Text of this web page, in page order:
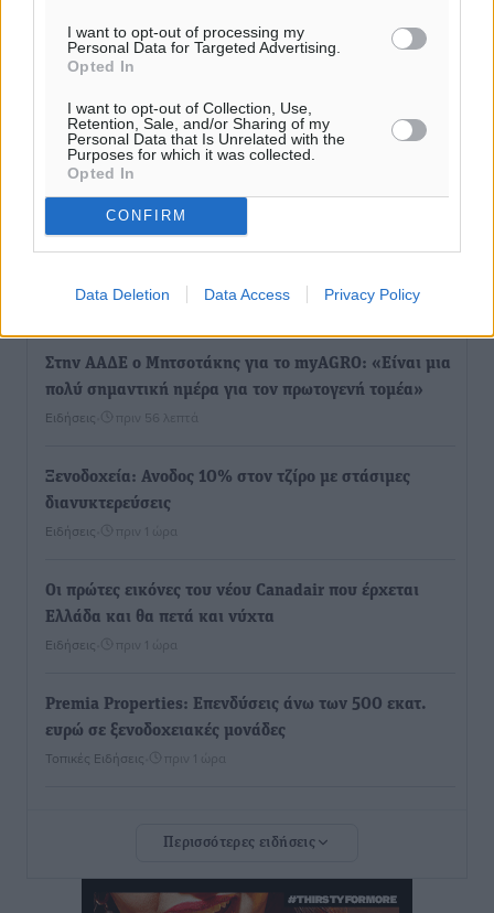
I want to opt-out of processing my
Personal Data for Targeted Advertising.
Opted In
I want to opt-out of Collection, Use,
Retention, Sale, and/or Sharing of my
Personal Data that Is Unrelated with the
Purposes for which it was collected.
Opted In
CONFIRM
Data Deletion Data Access Privacy Policy
Ροή ειδήσεων
Την άρση των εμποδίων για την άμεση λειτουργία του
βρεφονηπιακού σταθμού στην Κάσο, ζητά ο Μάνος
Κόνσολας
Κλειστή αύριο βράδυ η παραλιακή οδός στο λιμάνι της
Τοπικές Ειδήσεις• πριν 36 λεπτά
Στην ΑΑΔΕ ο Μητσοτάκης για το myAGRO: «Είναι μια
πολύ σημαντική ημέρα για τον πρωτογενή τομέα»
Ειδήσεις πριν 56 λεπτά
Ξενοδοχεία: Ανοδος 10% στον τζίρο με στάσιμες
διανυκτερεύσεις
Ειδήσεις πριν 1 ώρα
Οι πρώτες εικόνες του νέου Canadair που έρχεται
Ελλάδα και θα πετά και νύχτα
Ειδήσεις πριν 1 ώρα
Premia Properties: Επενδύσεις άνω των 500 εκατ.
ευρώ σε ξενοδοχειακές μονάδες
Τοπικές Ειδήσεις πριν 1 ώρα
διακόψουν το κάπνισμαΠερισσότερες ειδήσεις